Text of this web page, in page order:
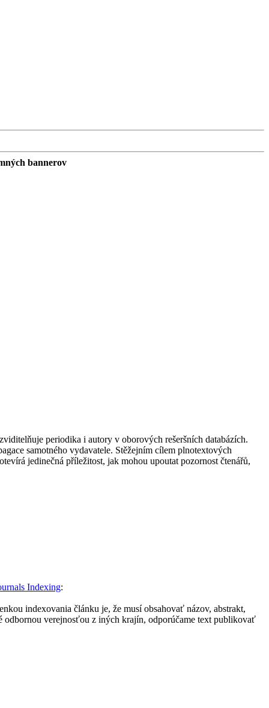
bannerov
periodika i autory v oborových rešeršních databázích.
samotného vydavatele. Stěžejním cílem plnotextových
jedinečná příležitost, jak mohou upoutat pozornost čtenářů,
Indexing:
indexovania článku je, že musí obsahovať názov, abstrakt,
odbornou verejnosťou z iných krajín, odporúčame text publikovať